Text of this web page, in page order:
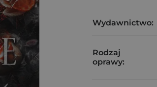
Wydawnictwo:
Rodzaj
oprawy: